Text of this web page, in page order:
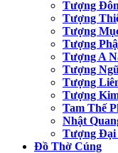
Tượng
Tượng
Tượng
Tượng
Tượng A
Tượng
Tượng
Tượng
Tam Thế
Nhật
Tượng Đại
Đồ Thờ Cúng